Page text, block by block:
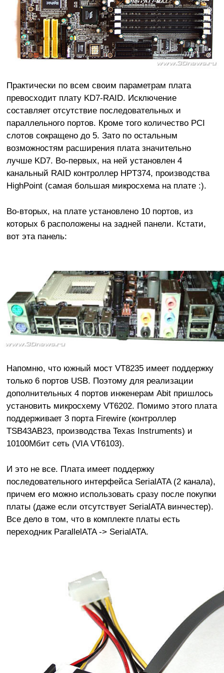
Практически по всем своим параметрам плата
превосходит плату KD7-RAID. Исключение
составляет отсутствие последовательных и
параллельного портов. Кроме того количество PCI
слотов сокращено до 5. Зато по остальным
возможностям расширения плата значительно
лучше KD7. Во-первых, на ней установлен 4
канальный RAID контроллер HPT374, производства
HighPoint (самая большая микросхема на плате :).
Во-вторых, на плате установлено 10 портов, из
которых 6 расположены на задней панели. Кстати,
вот эта панель:
Напомню, что южный мост VT8235 имеет поддержку
только 6 портов USB. Поэтому для реализации
дополнительных 4 портов инженерам Abit пришлось
установить микросхему VT6202. Помимо этого плата
поддерживает 3 порта Firewire (контроллер
TSB43AB23, производства Texas Instruments) и
10100Мбит сеть (VIA VT6103).
И это не все. Плата имеет поддержку
последовательного интерфейса SerialATA (2 канала),
причем его можно использовать сразу после покупки
платы (даже если отсутствует SerialATA винчестер).
Все дело в том, что в комплекте платы есть
переходник ParallelATA -> SerialATA.